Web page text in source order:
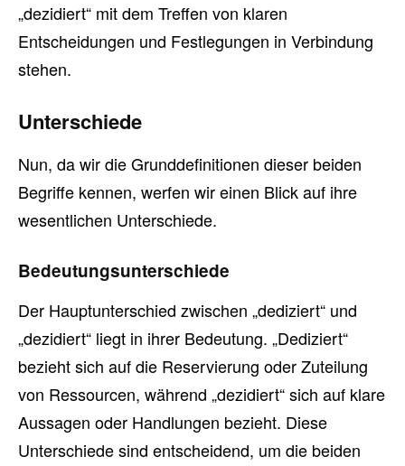
„dezidiert“ mit dem Treffen von klaren
Entscheidungen und Festlegungen in Verbindung
stehen.
Unterschiede
Nun, da wir die Grunddefinitionen dieser beiden
Begriffe kennen, werfen wir einen Blick auf ihre
wesentlichen Unterschiede.
Bedeutungsunterschiede
Der Hauptunterschied zwischen „dediziert“ und
„dezidiert“ liegt in ihrer Bedeutung. „Dediziert“
bezieht sich auf die Reservierung oder Zuteilung
von Ressourcen, während „dezidiert“ sich auf klare
Aussagen oder Handlungen bezieht. Diese
Unterschiede sind entscheidend, um die beiden